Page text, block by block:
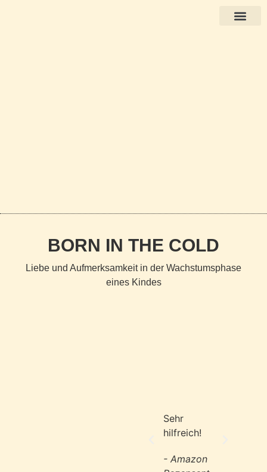
BORN IN THE COLD
Liebe und Aufmerksamkeit in der Wachstumsphase
eines Kindes
Sehr
hilfreich!
- Amazon